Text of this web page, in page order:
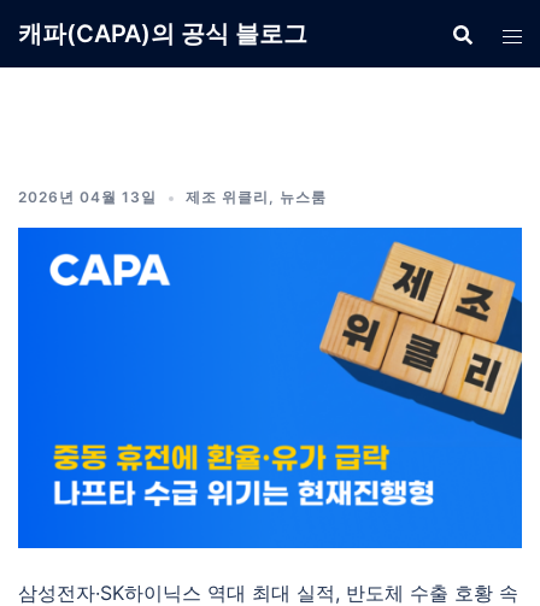
캐파(CAPA)의 공식 블로그
2026년 04월 13일 제조 위클리 , 뉴스룸
삼성전자·SK하이닉스 역대 최대 실적, 반도체 수출 호황 속